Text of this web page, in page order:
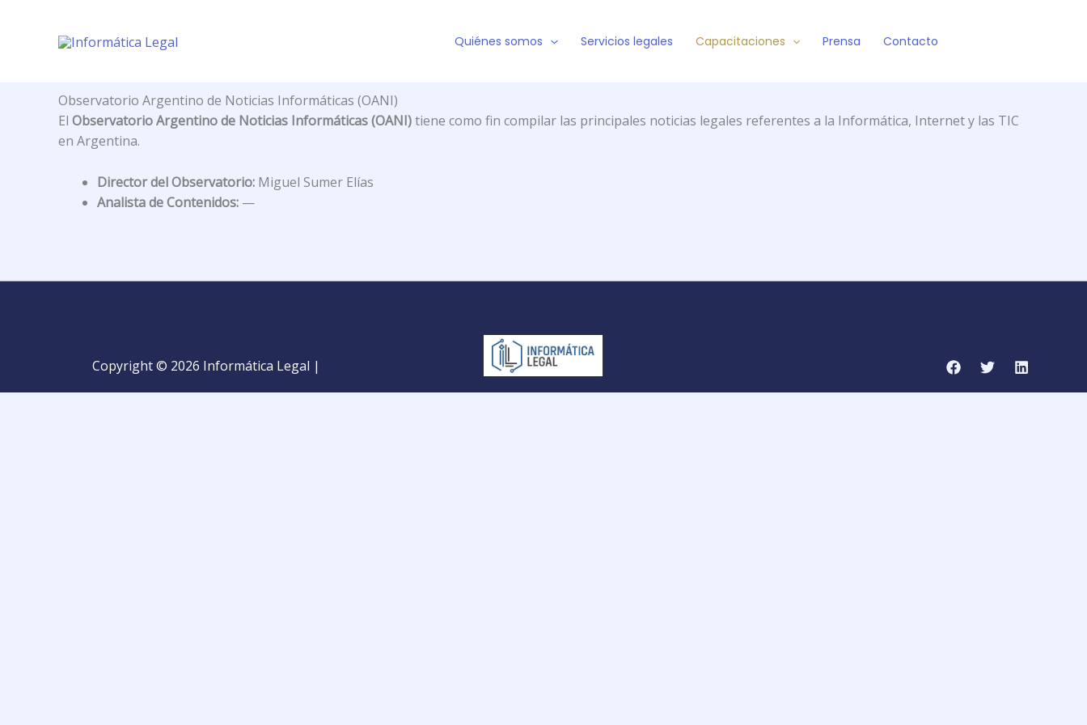
contenido
Quiénes somos Servicios legales Capacitaciones Prensa Contacto
Observatorio Argentino de Noticias Informáticas (OANI)
El Observatorio Argentino de Noticias Informáticas (OANI)tiene como fin compilar las principales noticias legales referentes a la Informática, Internet y las TIC
en Argentina.
Director del Observatorio: Miguel Sumer Elías
Analista de Contenidos: —
Copyright © 2026 Informática Legal |